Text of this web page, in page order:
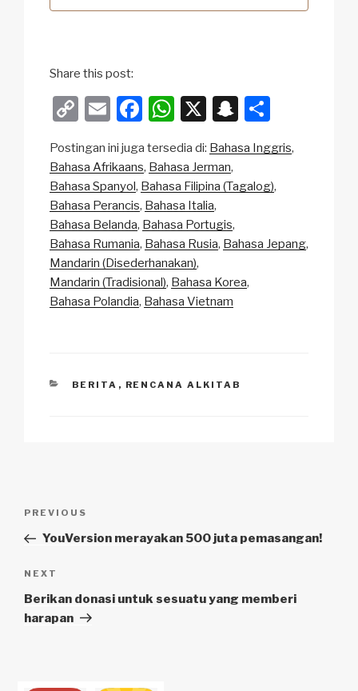
Share this post:
C
p
y
Li
n
k
E
ail
F
c
e
b
o
o
k
W
at
s
A
p
p
X
S
a
p
h
ar
e
Postingan ini juga tersedia di: Bahasa Inggris
Bahasa Afrikaans Bahasa Jerman
Bahasa Spanyol Bahasa Filipina (Tagalog)
Bahasa Perancis Bahasa Italia
Bahasa Belanda Bahasa Portugis
Bahasa Rumania Bahasa Rusia Bahasa Jepang
Mandarin (Disederhanakan)
Mandarin (Tradisional) Bahasa Korea
Bahasa Polandia Bahasa Vietnam
CATEGORIES
BERITA , RENCANA ALKITAB
Previous
Post
PREVIOUS
YouVersion merayakan 500 juta pemasangan!
Next
Post
NEXT
Berikan donasi untuk sesuatu yang memberi
harapan